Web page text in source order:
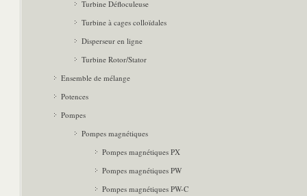
Turbine Défloculeuse
Turbine à cages colloïdales
Disperseur en ligne
Turbine Rotor/Stator
Ensemble de mélange
Potences
Pompes
Pompes magnétiques
Pompes magnétiques PX
Pompes magnétiques PW
Pompes magnétiques PW-C